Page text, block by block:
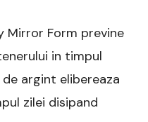
Mirror Form previne
in timpul
argint elibereaza
zilei disipand